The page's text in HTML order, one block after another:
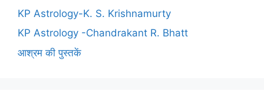
KP Astrology-K. S. Krishnamurty
KP Astrology -Chandrakant R. Bhatt
आश्रम की पुस्तकें